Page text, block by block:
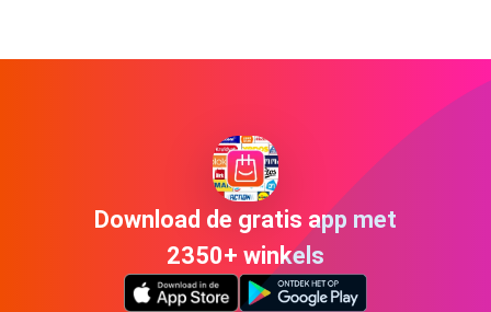
Download de gratis app met
2350+ winkels